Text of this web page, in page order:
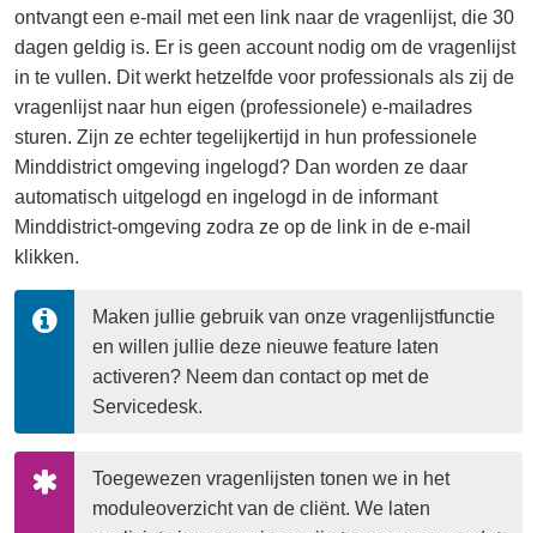
ontvangt een e-mail met een link naar de vragenlijst, die 30
dagen geldig is. Er is geen account nodig om de vragenlijst
in te vullen. Dit werkt hetzelfde voor professionals als zij de
vragenlijst naar hun eigen (professionele) e-mailadres
sturen. Zijn ze echter tegelijkertijd in hun professionele
Minddistrict omgeving ingelogd? Dan worden ze daar
automatisch uitgelogd en ingelogd in de informant
Minddistrict-omgeving zodra ze op de link in de e-mail
klikken.
Maken jullie gebruik van onze vragenlijstfunctie
en willen jullie deze nieuwe feature laten
activeren? Neem dan contact op met de
Servicedesk.
Toegewezen vragenlijsten tonen we in het
moduleoverzicht van de cliënt. We laten